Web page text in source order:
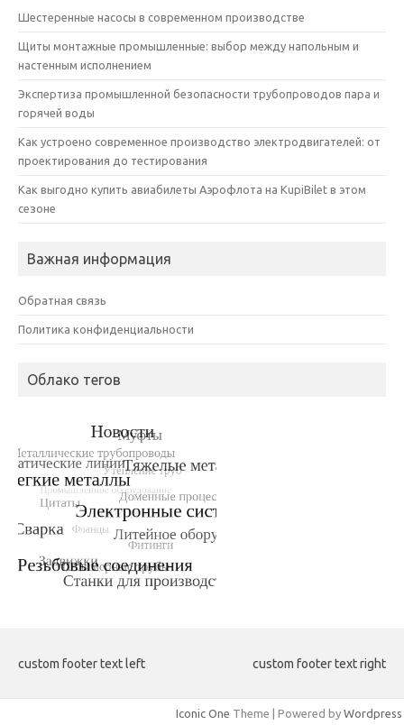
Шестеренные насосы в современном производстве
Щиты монтажные промышленные: выбор между напольным и
настенным исполнением
Экспертиза промышленной безопасности трубопроводов пара и
горячей воды
Как устроено современное производство электродвигателей: от
проектирования до тестирования
Как выгодно купить авиабилеты Аэрофлота на KupiBilet в этом
сезоне
Важная информация
Обратная связь
Политика конфиденциальности
Облако тегов
custom footer text left custom footer text right
Iconic One Theme | Powered by Wordpress